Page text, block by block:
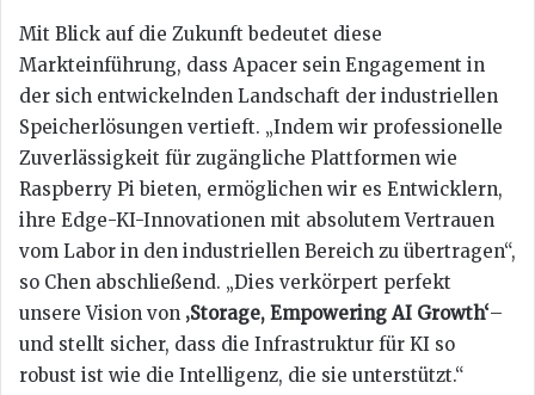
Mit Blick auf die Zukunft bedeutet diese
Markteinführung, dass Apacer sein Engagement in
der sich entwickelnden Landschaft der industriellen
Speicherlösungen vertieft. „Indem wir professionelle
Zuverlässigkeit für zugängliche Plattformen wie
Raspberry Pi bieten, ermöglichen wir es Entwicklern,
ihre Edge-KI-Innovationen mit absolutem Vertrauen
vom Labor in den industriellen Bereich zu übertragen“,
so Chen abschließend. „Dies verkörpert perfekt
unsere Vision von ‚Storage, Empowering AI Growth‘–
und stellt sicher, dass die Infrastruktur für KI so
robust ist wie die Intelligenz, die sie unterstützt.“